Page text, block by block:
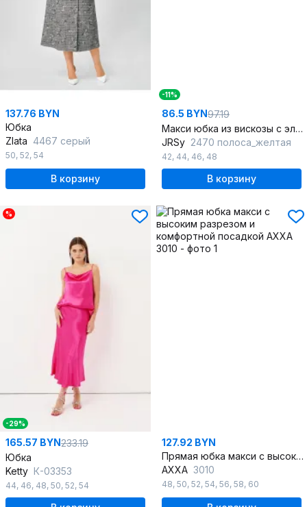
137.76 BYN
Юбка
Zlata 4467 серый
50, 52, 54
В корзину
-11%
86.5 BYN97.19
Макси юбка из вискозы с эластичным поясом
JRSy 2470 полоса_желтая
42, 44, 46, 48
В корзину
%
-29%
165.57 BYN233.19
Юбка
Ketty К-03353
44, 46, 48, 50, 52, 54
127.92 BYN
Прямая юбка макси с высоким разрезом и комфортной посадкой
AXXA 3010
48, 50, 52, 54, 56, 58, 60